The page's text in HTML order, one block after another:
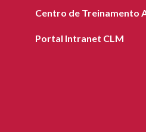
Centro de Treinamento
Portal Intranet CLM